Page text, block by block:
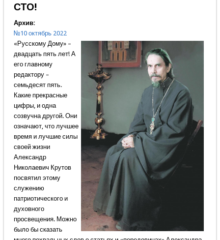
СТО!
Архив:
№10 октябрь 2022
«Русскому Дому» –
двадцать пять лет! А
его главному
редактору –
семьдесят пять.
Какие прекрасные
цифры, и одна
созвучна другой. Они
означают, что лучшее
время и лучшие силы
своей жизни
Александр
Николаевич Крутов
посвятил этому
служению
патриотического и
духовного
просвещения. Можно
было бы сказать